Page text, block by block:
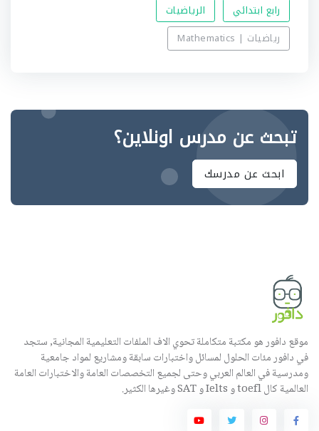
رابع ابتدائي
الرياضيات
رياضيات | Mathematics
تبحث عن مدرس اونلاين؟
ابحث عن مدرسك
موقع دافور هو مكتبة متكاملة تحوي الاف الملفات التعليمية المجانية, ستجد
في دافور مئات الحلول لمسائل واختبارات سابقة ومشاريع لمواد جامعية
ومدرسية في العالم العربي وحتى لجميع التخصصات العامة والاختبارات العامة
العالمية كال toefl و Ielts و SAT وغيرها الكثير.